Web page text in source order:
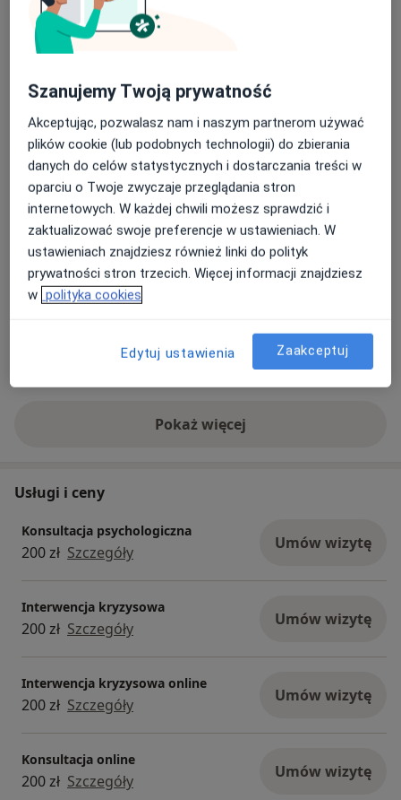
Pacjenci których przyjmuję
Dorośli
Rodzaje konsultacji
StacjonarneZobacz lokalizacje (1)
Konsultacje onlineZobacz kalendarz online
Zdjęcia i filmy
Zobacz galerię (4)
Pokaż więcejo doświadczeniu
Usługi i ceny
Konsultacja psychologiczna
200 zł Szczegóły Umów wizytę
Interwencja kryzysowa
200 zł Szczegóły Umów wizytę
Interwencja kryzysowa online
200 zł Szczegóły Umów wizytę
Konsultacja online
200 zł Szczegóły Umów wizytę
Szanujemy Twoją prywatność
Akceptując, pozwalasz nam i naszym partnerom używać
plików cookie (lub podobnych technologii) do zbierania
danych do celów statystycznych i dostarczania treści w
oparciu o Twoje zwyczaje przeglądania stron
internetowych. W każdej chwili możesz sprawdzić i
zaktualizować swoje preferencje w ustawieniach. W
ustawieniach znajdziesz również linki do polityk
prywatności stron trzecich. Więcej informacji znajdziesz
w polityka cookies
Edytuj ustawienia Zaakceptuj